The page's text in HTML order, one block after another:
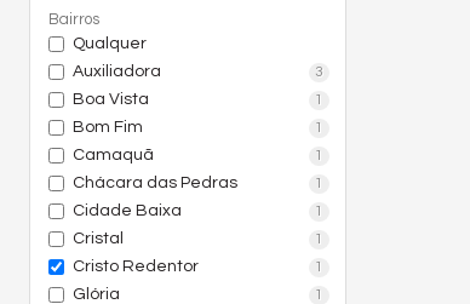
Bairros
Qualquer
Auxiliadora
3
Boa Vista 1
Bom Fim 1
Camaquã 1
Chácara das Pedras 1
Cidade Baixa 1
Cristal 1
Cristo Redentor 1
Glória 1